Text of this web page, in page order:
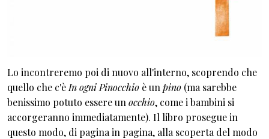
Lo incontreremo poi di nuovo all'interno, scoprendo che
quello che c'è In ogni Pinocchio è un pino (ma sarebbe
benissimo potuto essere un occhio, come i bambini si
accorgeranno immediatamente). Il libro prosegue in
questo modo, di pagina in pagina, alla scoperta del modo